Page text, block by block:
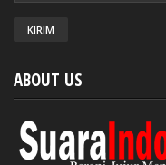
ABOUT US